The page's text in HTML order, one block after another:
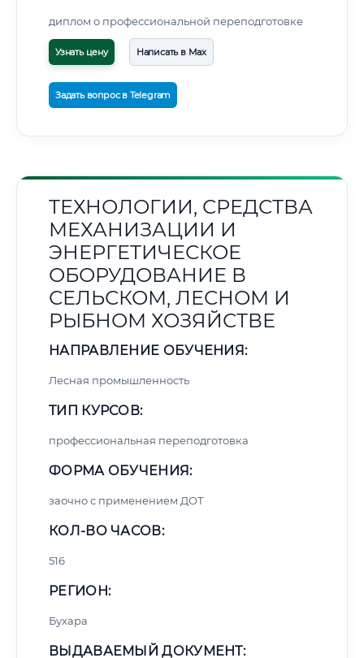
диплом о профессиональной переподготовке
Узнать цену Написать в Max
Задать вопрос в Telegram
ТЕХНОЛОГИИ, СРЕДСТВА
МЕХАНИЗАЦИИ И
ЭНЕРГЕТИЧЕСКОЕ
ОБОРУДОВАНИЕ В
СЕЛЬСКОМ, ЛЕСНОМ И
РЫБНОМ ХОЗЯЙСТВЕ
НАПРАВЛЕНИЕ ОБУЧЕНИЯ:
Лесная промышленность
ТИП КУРСОВ:
профессиональная переподготовка
ФОРМА ОБУЧЕНИЯ:
заочно с применением ДОТ
КОЛ-ВО ЧАСОВ:
516
РЕГИОН:
Бухара
ВЫДАВАЕМЫЙ ДОКУМЕНТ: